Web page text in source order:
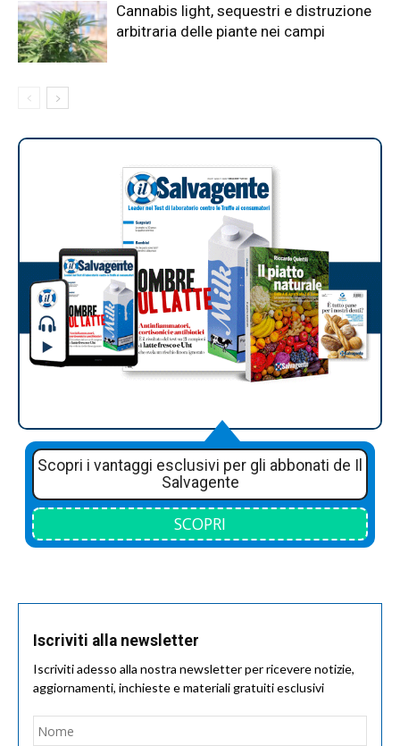
Cannabis light, sequestri e distruzione
arbitraria delle piante nei campi
Scopri i vantaggi esclusivi per gli abbonati de Il
Salvagente
SCOPRI
Iscriviti alla newsletter
Iscriviti adesso alla nostra newsletter per ricevere notizie,
aggiornamenti, inchieste e materiali gratuiti esclusivi
Nome